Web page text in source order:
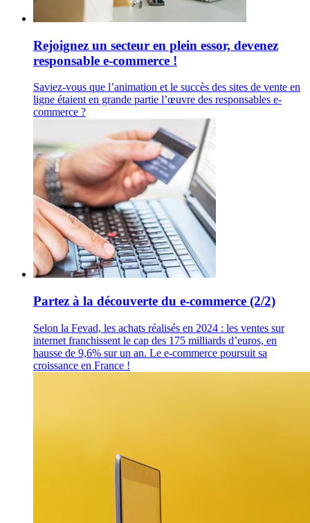
Rejoignez un secteur en plein essor, devenez
responsable e-commerce !
Saviez-vous que l’animation et le succès des sites de vente en
ligne étaient en grande partie l’œuvre des responsables e-
commerce ?
Partez à la découverte du e-commerce (2/2)
Selon la Fevad, les achats réalisés en 2024 : les ventes sur
internet franchissent le cap des 175 milliards d’euros, en
hausse de 9,6% sur un an. Le e-commerce poursuit sa
croissance en France !